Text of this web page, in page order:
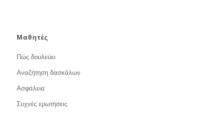
Μαθητές
Πώς δουλεύει
Αναζήτηση δασκάλων
Ασφάλεια
Συχνές ερωτήσεις